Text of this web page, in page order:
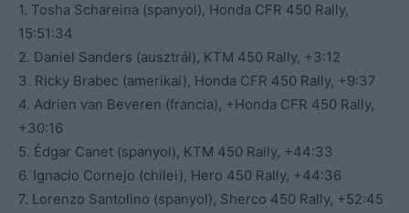
1. Tosha Schareina (spanyol), Honda CFR 450 Rally,
15:51:34
2. Daniel Sanders (ausztrál), KTM 450 Rally, +3:12
3. Ricky Brabec (amerikai), Honda CFR 450 Rally, +9:37
4. Adrien van Beveren (francia), +Honda CFR 450 Rally,
+30:16
5. Édgar Canet (spanyol), KTM 450 Rally, +44:33
6. Ignacio Cornejo (chilei), Hero 450 Rally, +44:36
7. Lorenzo Santolino (spanyol), Sherco 450 Rally, +52:45